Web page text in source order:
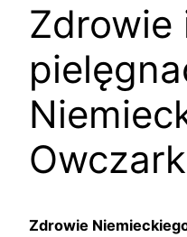
Zdrowie
Zdrowie